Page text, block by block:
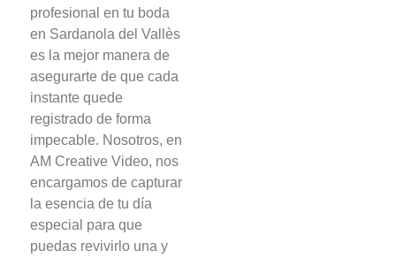
profesional en tu boda
en Sardanola del Vallès
es la mejor manera de
asegurarte de que cada
instante quede
registrado de forma
impecable. Nosotros, en
AM Creative Video, nos
encargamos de capturar
la esencia de tu día
especial para que
puedas revivirlo una y